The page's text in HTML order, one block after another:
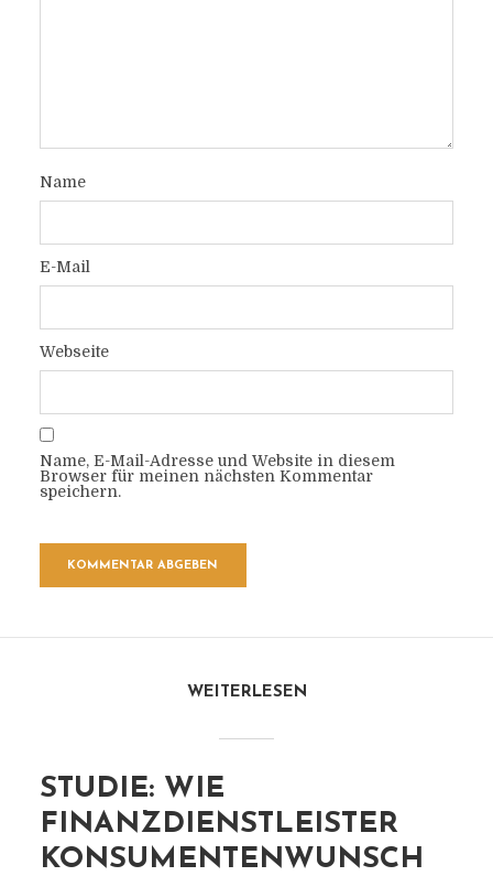
Name
E-Mail
Webseite
Name, E-Mail-Adresse und Website in diesem
Browser für meinen nächsten Kommentar
speichern.
WEITERLESEN
STUDIE: WIE
FINANZDIENSTLEISTER
KONSUMENTENWUNSCH